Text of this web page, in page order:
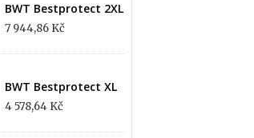
BWT Bestprotect 2XL
7 944,86 Kč
BWT Bestprotect XL
4 578,64 Kč